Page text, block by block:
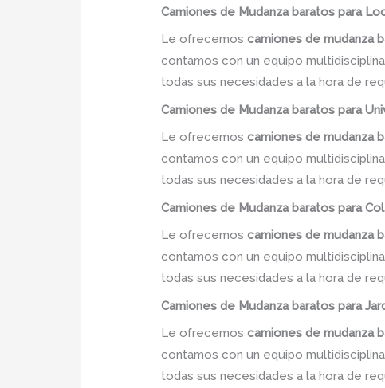
Camiones de Mudanza baratos para
Le ofrecemoscamiones de mudanza
contamos con un equipo
todas sus necesidades a la hora de
Camiones de Mudanza baratos para
Le ofrecemoscamiones de mudanza
contamos con un equipo
todas sus necesidades a la hora de
Camiones de Mudanza baratos para
Le ofrecemoscamiones de mudanza
contamos con un equipo
todas sus necesidades a la hora de
Camiones de Mudanza baratospara
Le ofrecemoscamiones de mudanza
contamos con un equipo
todas sus necesidades a la hora de